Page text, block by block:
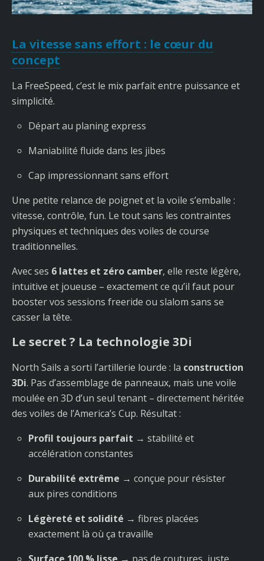
La vitesse sans effort : le cœur du
concept
La FreeSpeed, c’est le mix parfait entre puissance et
simplicité.
Départ au planing express
Maniabilité fluide dans les jibes
Cap impressionnant sans effort
Une petite relance de poignet et la voile s’emballe :
vitesse, contrôle, fun. Le tout sans les contraintes
physiques et techniques des voiles de course
traditionnelles.
Avec ses 6 lattes et zéro camber, elle reste légère,
intuitive et joueuse – exactement ce qu’il faut pour
booster vos sessions freeride ou slalom sans se
casser la tête.
Le secret ? La technologie 3Di
North Sails a sorti l’artillerie lourde : la construction
3Di. Pas d’assemblage de panneaux, mais une voile
moulée en 3D d’un seul tenant – directement héritée
des voiles de l’America’s Cup. Résultat :
Profil toujours parfait → stabilité et
accélération constantes
Durabilité extrême → conçue pour résister
aux pires conditions
Légèreté et solidité → fibres placées
exactement là où ça travaille